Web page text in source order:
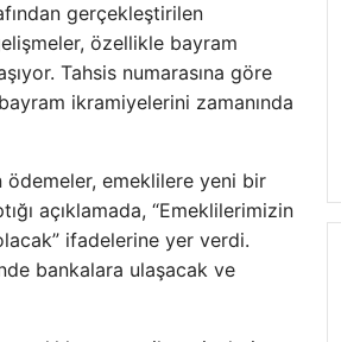
gerçekleştirilen
özellikle bayram
Tahsis numarasına göre
ikramiyelerini zamanında
ödemeler, emeklilere yeni bir
açıklamada, “Emeklilerimizin
ifadelerine yer verdi.
bankalara ulaşacak ve